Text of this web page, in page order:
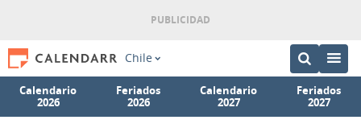
Chile
Calendario
2026
Feriados
2026
Calendario
2027
Feriados
2027